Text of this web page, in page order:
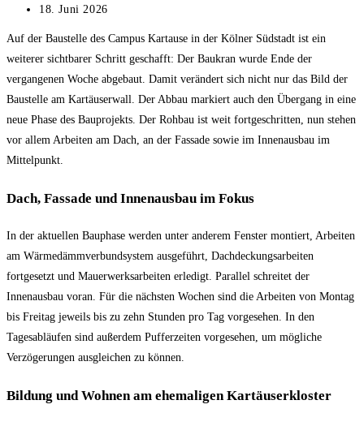
Beitrag
18. Juni 2026
Auf der Baustelle des Campus Kartause in der Kölner Südstadt ist ein
weiterer sichtbarer Schritt geschafft: Der Baukran wurde Ende der
vergangenen Woche abgebaut. Damit verändert sich nicht nur das Bild der
Baustelle am Kartäuserwall. Der Abbau markiert auch den Übergang in eine
neue Phase des Bauprojekts. Der Rohbau ist weit fortgeschritten, nun stehen
vor allem Arbeiten am Dach, an der Fassade sowie im Innenausbau im
Mittelpunkt.
Dach, Fassade und Innenausbau im Fokus
In der aktuellen Bauphase werden unter anderem Fenster montiert, Arbeiten
am Wärmedämmverbundsystem ausgeführt, Dachdeckungsarbeiten
fortgesetzt und Mauerwerksarbeiten erledigt. Parallel schreitet der
Innenausbau voran. Für die nächsten Wochen sind die Arbeiten von Montag
bis Freitag jeweils bis zu zehn Stunden pro Tag vorgesehen. In den
Tagesabläufen sind außerdem Pufferzeiten vorgesehen, um mögliche
Verzögerungen ausgleichen zu können.
Bildung und Wohnen am ehemaligen Kartäuserkloster